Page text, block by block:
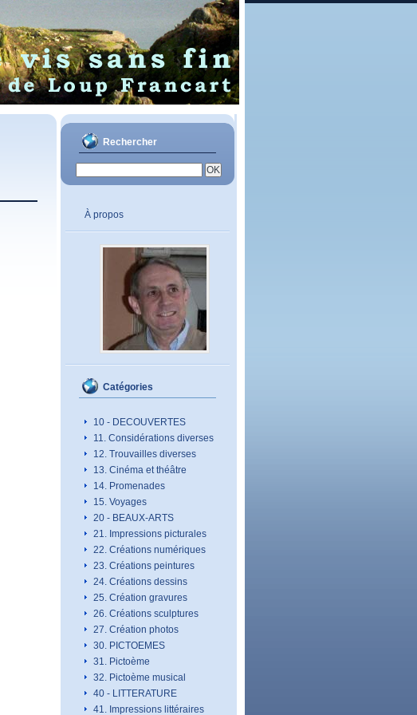
Rechercher
À propos
Catégories
10 - DECOUVERTES
11. Considérations diverses
12. Trouvailles diverses
13. Cinéma et théâtre
14. Promenades
15. Voyages
20 - BEAUX-ARTS
21. Impressions picturales
22. Créations numériques
23. Créations peintures
24. Créations dessins
25. Création gravures
26. Créations sculptures
27. Création photos
30. PICTOEMES
31. Pictoème
32. Pictoème musical
40 - LITTERATURE
41. Impressions littéraires